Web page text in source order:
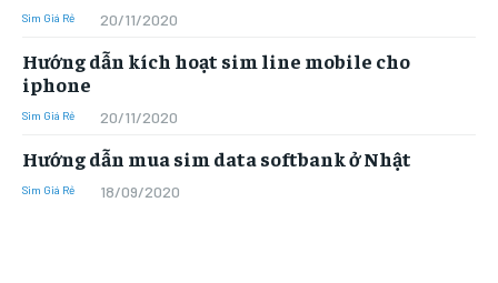
Sim Giá Rẻ 20/11/2020
Hướng dẫn kích hoạt sim line mobile cho
iphone
Sim Giá Rẻ 20/11/2020
Hướng dẫn mua sim data softbank ở Nhật
Sim Giá Rẻ 18/09/2020